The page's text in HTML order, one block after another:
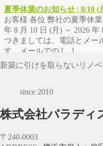
新築に引けを取らないリノ
since 2010
株式会社パラディ
〒240-0003
夏季休業のお知らせ | 8/10 (
お客様 各位 弊社の夏季休
年 8 月 10 日 (月) ～ 2026
つきましては、電話とメー
す。メールでの […]